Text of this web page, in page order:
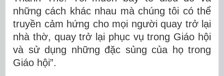
những cách khác nhau mà chúng tôi có thể
truyền cảm hứng cho mọi người quay trở lại
nhà thờ, quay trở lại phục vụ trong Giáo hội
và sử dụng những đặc sủng của họ trong
Giáo hội”.